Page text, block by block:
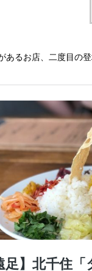
あるお店、二度目の登